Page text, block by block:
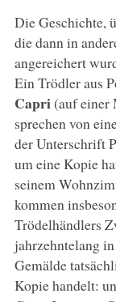
Die Geschichte,
die dann in
angereichert
Ein Trödler aus
Capri(auf einer
sprechen von
der Unterschrift
um eine Kopie
seinem
kommen
Trödelhändlers
jahrzehntelang
Gemälde
Kopie handelt: